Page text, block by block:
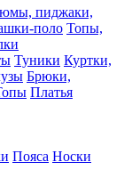
пиджаки,
поло Топы,
Туники Куртки,
Брюки,
Платья
Пояса Носки